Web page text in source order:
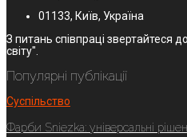
01133, Київ, Україна
З питань співпраці звертайтеся
світу".
Популярні публікації
Суспільство
Фарби Sniezka: універсальні